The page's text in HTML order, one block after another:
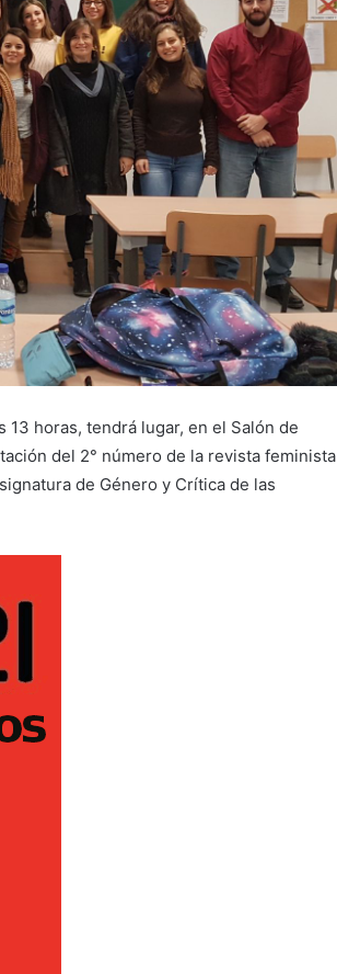
horas, tendrá lugar, en el Salón de
del 2° número de la revista feminista
de Género y Crítica de las